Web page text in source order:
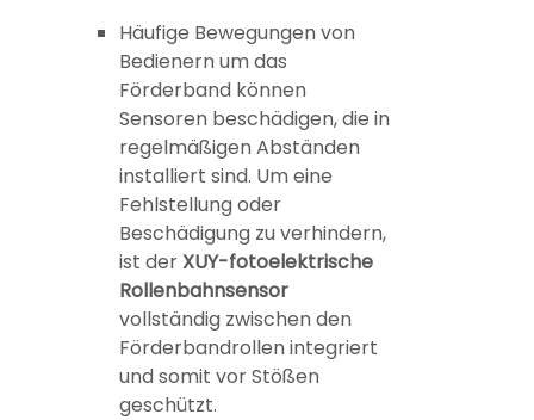
Häufige Bewegungen von
Bedienern um das
Förderband können
Sensoren beschädigen, die in
regelmäßigen Abständen
installiert sind. Um eine
Fehlstellung oder
Beschädigung zu verhindern,
ist derXUY-fotoelektrische
Rollenbahnsensor
vollständig zwischen den
Förderbandrollen integriert
und somit vor Stößen
geschützt.